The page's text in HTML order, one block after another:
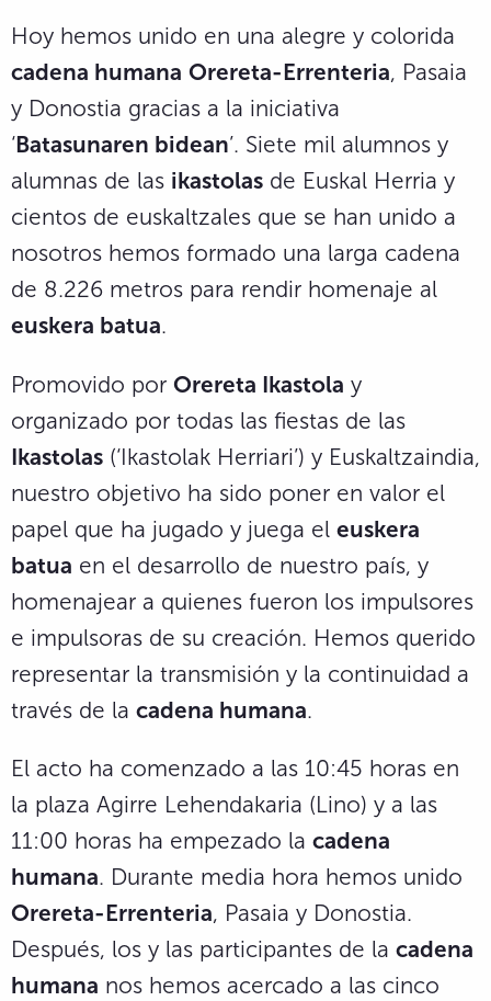
Hoy hemos unido en una alegre y colorida
cadena humana Orereta-Errenteria, Pasaia
y Donostia gracias a la iniciativa
‘Batasunaren bidean’. Siete mil alumnos y
alumnas de las ikastolas de Euskal Herria y
cientos de euskaltzales que se han unido a
nosotros hemos formado una larga cadena
de 8.226 metros para rendir homenaje al
euskera batua.
Promovido por Orereta Ikastola y
organizado por todas las fiestas de las
Ikastolas (‘Ikastolak Herriari’) y Euskaltzaindia,
nuestro objetivo ha sido poner en valor el
papel que ha jugado y juega el euskera
batua en el desarrollo de nuestro país, y
homenajear a quienes fueron los impulsores
e impulsoras de su creación. Hemos querido
representar la transmisión y la continuidad a
través de la cadena humana.
El acto ha comenzado a las 10:45 horas en
la plaza Agirre Lehendakaria (Lino) y a las
11:00 horas ha empezado la cadena
humana. Durante media hora hemos unido
Orereta-Errenteria, Pasaia y Donostia.
Después, los y las participantes de la cadena
humana nos hemos acercado a las cinco